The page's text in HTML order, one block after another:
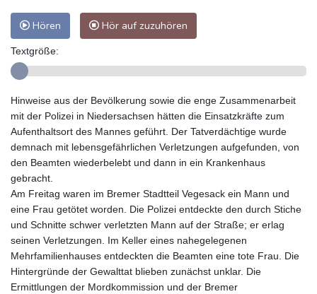
Hören Hör auf zuzuhören
Textgröße:
Hinweise aus der Bevölkerung sowie die enge Zusammenarbeit
mit der Polizei in Niedersachsen hätten die Einsatzkräfte zum
Aufenthaltsort des Mannes geführt. Der Tatverdächtige wurde
demnach mit lebensgefährlichen Verletzungen aufgefunden, von
den Beamten wiederbelebt und dann in ein Krankenhaus
gebracht.
Am Freitag waren im Bremer Stadtteil Vegesack ein Mann und
eine Frau getötet worden. Die Polizei entdeckte den durch Stiche
und Schnitte schwer verletzten Mann auf der Straße; er erlag
seinen Verletzungen. Im Keller eines nahegelegenen
Mehrfamilienhauses entdeckten die Beamten eine tote Frau. Die
Hintergründe der Gewalttat blieben zunächst unklar. Die
Ermittlungen der Mordkommission und der Bremer